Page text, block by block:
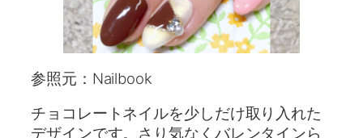
参照元：Nailbook
チョコレートネイルを少しだけ取り入れた
デザインです。さり気なくバレンタインら